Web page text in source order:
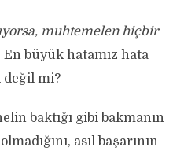
muhtemelen hiçbir
En büyük hatamız hata
mi?
baktığı gibi bakmanın
asıl başarının